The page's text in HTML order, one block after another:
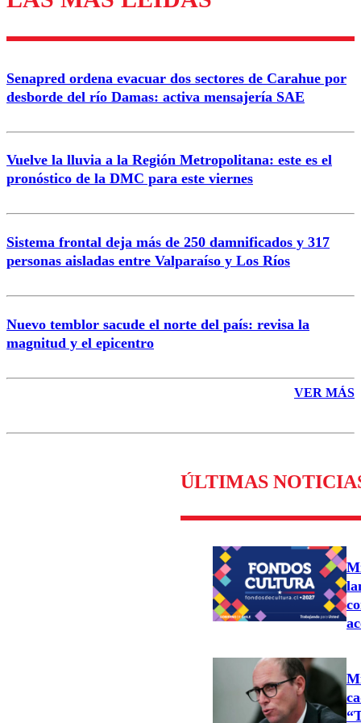
diálogo respetuoso.
Correo
Enviar comentario
Senapred ordena evacuar dos sectores de Carahue por
desborde del río Damas: activa mensajería SAE
Vuelve la lluvia a la Región Metropolitana: este es el
pronóstico de la DMC para este viernes
Sistema frontal deja más de 250 damnificados y 317
personas aisladas entre Valparaíso y Los Ríos
Nuevo temblor sacude el norte del país: revisa la
magnitud y el epicentro
VER MÁS
ÚLTIMAS